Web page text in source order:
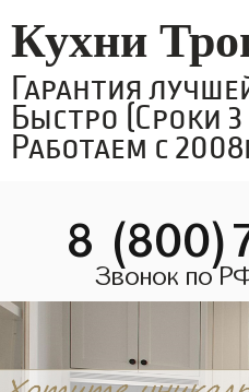
Кухни
Гарантия
Быстро (Сроки
Работаем с
8
Звонок по